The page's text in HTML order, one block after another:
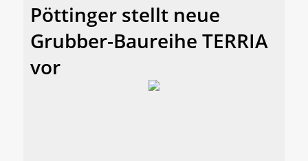
Pöttinger stellt neue
Grubber-Baureihe TERRIA
vor